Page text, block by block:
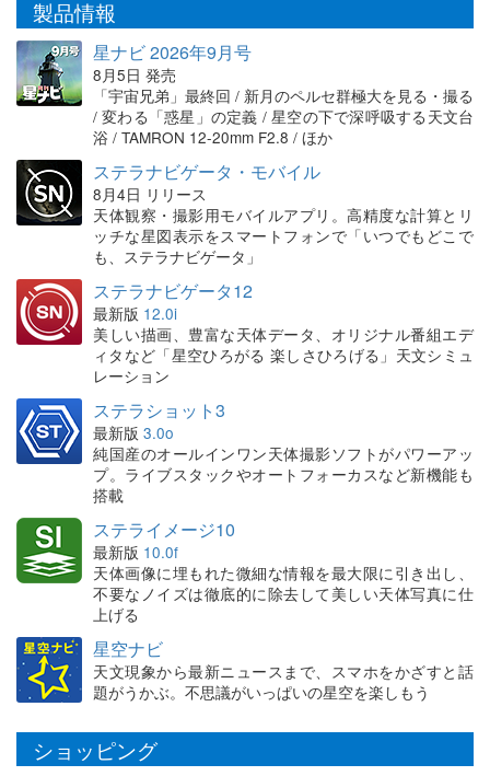
製品情報
星ナビ 2026年9月号
8月5日 発売
「宇宙兄弟」最終回 / 新月のペルセ群極大を見る・撮る
/ 変わる「惑星」の定義 / 星空の下で深呼吸する天文台
浴 / TAMRON 12-20mm F2.8 / ほか
ステラナビゲータ・モバイル
8月4日 リリース
天体観察・撮影用モバイルアプリ。高精度な計算とリ
ッチな星図表示をスマートフォンで「いつでもどこで
も、ステラナビゲータ」
ステラナビゲータ12
最新版 12.0i
美しい描画、豊富な天体データ、オリジナル番組エデ
ィタなど「星空ひろがる 楽しさひろげる」天文シミュ
レーション
ステラショット3
最新版 3.0o
純国産のオールインワン天体撮影ソフトがパワーアッ
プ。ライブスタックやオートフォーカスなど新機能も
搭載
ステライメージ10
最新版 10.0f
天体画像に埋もれた微細な情報を最大限に引き出し、
不要なノイズは徹底的に除去して美しい天体写真に仕
上げる
星空ナビ
天文現象から最新ニュースまで、スマホをかざすと話
題がうかぶ。不思議がいっぱいの星空を楽しもう
ショッピング